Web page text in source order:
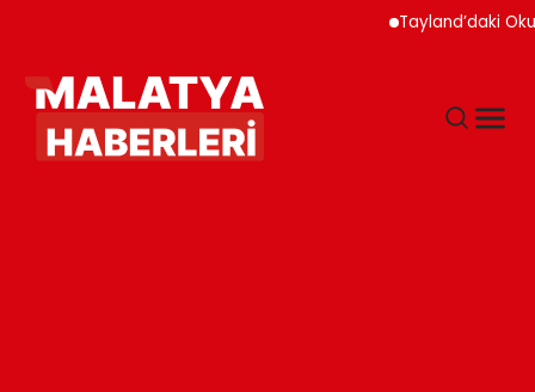
Tayland’daki Okul